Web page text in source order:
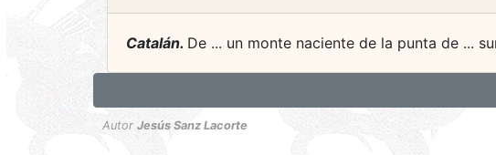
Catalán. De ... un monte naciente de la punta de ...
Autor Jesús Sanz Lacorte